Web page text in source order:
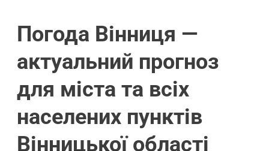
Погода Вінниця —
актуальний прогноз
для міста та всіх
населених пунктів
Вінницької області